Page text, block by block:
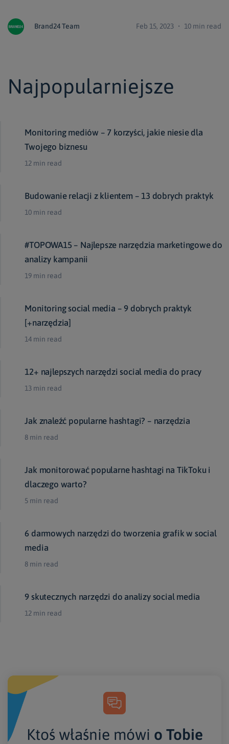
Brand24 Team Feb 15, 2023 ・ 10 min read
Najpopularniejsze
Monitoring mediów – 7 korzyści, jakie niesie dla
Twojego biznesu
12 min read
Budowanie relacji z klientem – 13 dobrych praktyk
10 min read
#TOPOWA15 – Najlepsze narzędzia marketingowe do
analizy kampanii
19 min read
Monitoring social media – 9 dobrych praktyk
[+narzędzia]
14 min read
12+ najlepszych narzędzi social media do pracy
13 min read
Jak znaleźć popularne hashtagi? – narzędzia
8 min read
Jak monitorować popularne hashtagi na TikToku i
dlaczego warto?
5 min read
6 darmowych narzędzi do tworzenia grafik w social
media
8 min read
9 skutecznych narzędzi do analizy social media
12 min read
Ktoś właśnie mówi o Tobie